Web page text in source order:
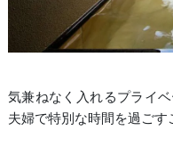
気兼ねなく入れるプライ
夫婦で特別な時間を過ごす